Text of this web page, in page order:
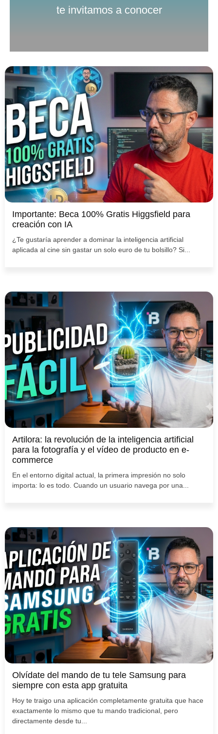
te invitamos a conocer
Importante: Beca 100% Gratis Higgsfield para
creación con IA
¿Te gustaría aprender a dominar la inteligencia artificial
aplicada al cine sin gastar un solo euro de tu bolsillo? Si...
Artilora: la revolución de la inteligencia artificial
para la fotografía y el vídeo de producto en e-
commerce
En el entorno digital actual, la primera impresión no solo
importa: lo es todo. Cuando un usuario navega por una...
Olvídate del mando de tu tele Samsung para
siempre con esta app gratuita
Hoy te traigo una aplicación completamente gratuita que hace
exactamente lo mismo que tu mando tradicional, pero
directamente desde tu...